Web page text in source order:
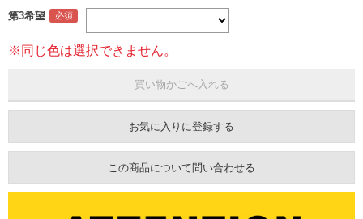
第3希望
※同じ色は選択できません。
お気に入りに登録する
この商品について問い合わせる